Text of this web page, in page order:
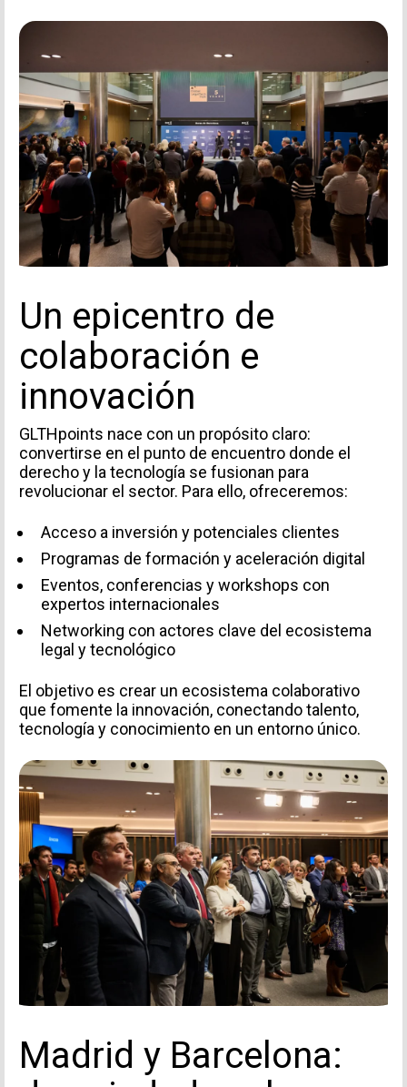
Un epicentro de
colaboración e
innovación
GLTHpoints nace con un propósito claro:
convertirse en el punto de encuentro donde el
derecho y la tecnología se fusionan para
revolucionar el sector. Para ello, ofreceremos:
Acceso a inversión y potenciales clientes
Programas de formación y aceleración digital
Eventos, conferencias y workshops con
expertos internacionales
Networking con actores clave del ecosistema
legal y tecnológico
El objetivo es crear un ecosistema colaborativo
que fomente la innovación, conectando talento,
tecnología y conocimiento en un entorno único.
Madrid y Barcelona: